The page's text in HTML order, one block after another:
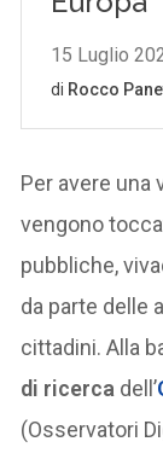
Per avere una
vengono
pubbliche,
da parte delle
cittadini. Alla
di ricerca dell’
(Osservatori